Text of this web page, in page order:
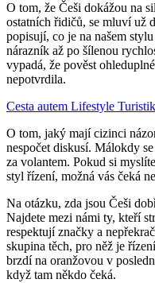
O tom, že Češi dokážou na
ostatních řidičů, se mluví už
popisují, co je na našem
nárazník až po šílenou
vypadá, že pověst
nepotvrdila.
Cesta autem Lifestyle
O tom, jaký mají cizinci
nespočet diskusí. Málokdy
za volantem. Pokud si
styl řízení, možná vás čeká
Na otázku, zda jsou Češi
Najdete mezi námi ty, kteří
respektují značky a
skupina těch, pro něž je
brzdí na oranžovou v
když tam někdo čeká.